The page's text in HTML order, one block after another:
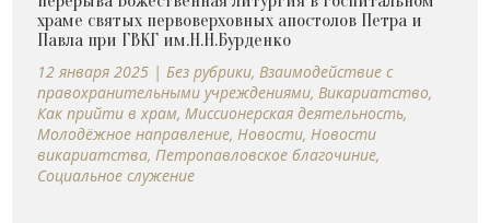
храме святых первоверховных апостолов Петра и
Павла при ГВКГ им.Н.Н.Бурденко
12 января 2025 |Без рубрики,Взаимодействие с
правохранительными учреждениями,Викариатство,
Как прийти в храм,Миссионерская деятельность,
Молодёжное направление,Новости,Новости
викариатства,Петропавловское благочиние,
Социальное служение